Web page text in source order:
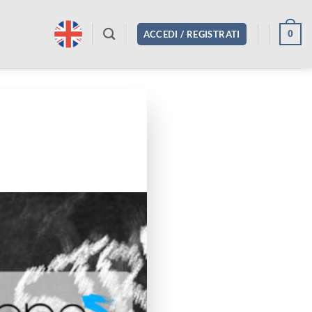
ACCEDI / REGISTRATI 0